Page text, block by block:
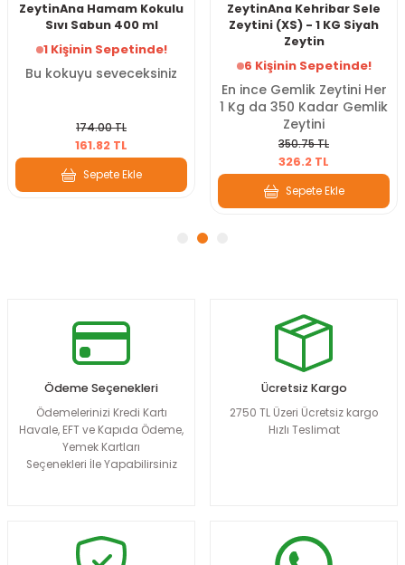
ZeytinAna Hamam Kokulu
Sıvı Sabun 400 ml
1 Kişinin Sepetinde!
Bu kokuyu seveceksiniz
174.00 TL
161.82 TL
Sepete Ekle
ZeytinAna Kehribar Sele
Zeytini (XS) - 1 KG Siyah
Zeytin
6 Kişinin Sepetinde!
En ince Gemlik Zeytini Her
1 Kg da 350 Kadar Gemlik
Zeytini
350.75 TL
326.2 TL
Sepete Ekle
Ödeme Seçenekleri
Ödemelerinizi Kredi Kartı
Havale, EFT ve Kapıda Ödeme,
Yemek Kartları
Seçenekleri İle Yapabilirsiniz
Ücretsiz Kargo
2750 TL Üzeri Ücretsiz kargo
Hızlı Teslimat